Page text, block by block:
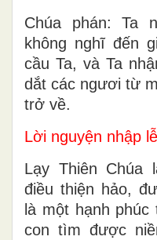
Chúa phán: Ta
không nghĩ đến
cầu Ta, và Ta
dắt các ngươi từ
trở về.
Lời nguyện nhập lễ
Lạy Thiên Chúa
điều thiện hảo,
là một hạnh phúc
con tìm được